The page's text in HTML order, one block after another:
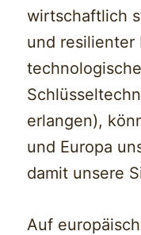
wirtschaftlich
und resilienter
erlangen),
und Europa
damit unsere
Auf